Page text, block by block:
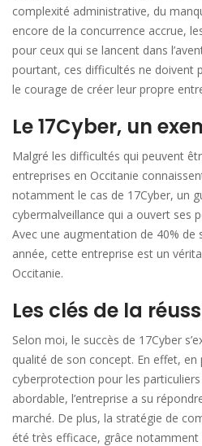
complexité administrative, du
encore de la concurrence accrue,
pour ceux qui se lancent dans
pourtant, ces difficultés ne doivent
le courage de créer leur propre
Le 17Cyber, un
Malgré les difficultés qui peuvent
entreprises en Occitanie
notamment le cas de 17Cyber, un
cybermalveillance qui a ouvert ses
Avec une augmentation de 40% de
année, cette entreprise est un
Occitanie.
Les clés de la
Selon moi, le succès de 17Cyber
qualité de son concept. En effet,
cyberprotection pour les
abordable, l’entreprise a su
marché. De plus, la stratégie de
été très efficace, grâce notamment